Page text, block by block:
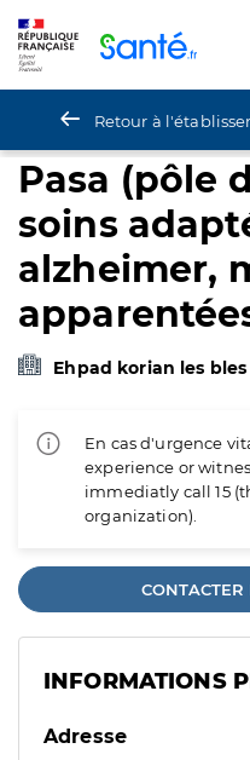
Retour à
Pasa (pôle
soins
alzheimer,
Ehpad korian les
En cas d'urgence
experience or
immediatly call 15
organization).
INFORMATIONS
Adresse